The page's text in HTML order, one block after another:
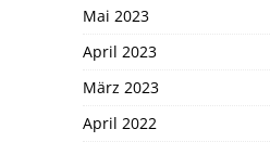
Mai 2023
April 2023
März 2023
April 2022